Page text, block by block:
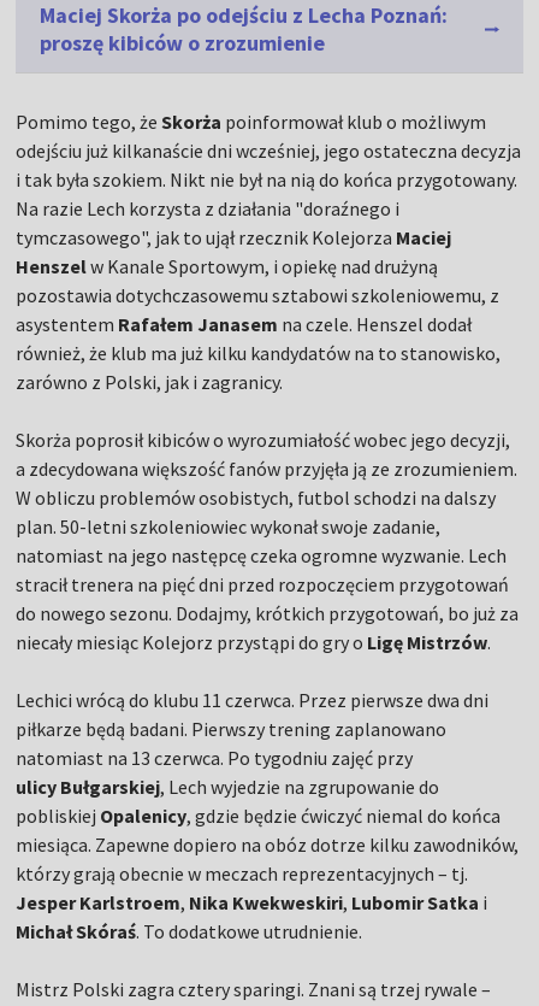
Maciej Skorża po odejściu z Lecha Poznań:
proszę kibiców o zrozumienie
Pomimo tego, żeSkorża poinformował klub o możliwym
odejściu już kilkanaście dni wcześniej, jego ostateczna decyzja
i tak była szokiem. Nikt nie był na nią do końca przygotowany.
Na razie Lech korzysta z działania "doraźnego i
tymczasowego", jak to ujął rzecznik Kolejorza Maciej
Henszelw Kanale Sportowym, i opiekę nad drużyną
pozostawia dotychczasowemu sztabowi szkoleniowemu, z
asystentem Rafałem Janasem na czele. Henszel dodał
również, że klub ma już kilku kandydatów na to stanowisko,
zarówno z Polski, jak i zagranicy.
Skorża poprosił kibiców o wyrozumiałość wobec jego decyzji,
a zdecydowana większość fanów przyjęła ją ze zrozumieniem.
W obliczu problemów osobistych, futbol schodzi na dalszy
plan. 50-letni szkoleniowiec wykonał swoje zadanie,
natomiast na jego następcę czeka ogromne wyzwanie. Lech
stracił trenera na pięć dni przed rozpoczęciem przygotowań
do nowego sezonu. Dodajmy, krótkich przygotowań, bo już za
niecały miesiąc Kolejorz przystąpi do gry o Ligę Mistrzów.
Lechici wrócą do klubu 11 czerwca. Przez pierwsze dwa dni
piłkarze będą badani. Pierwszy trening zaplanowano
natomiast na 13 czerwca. Po tygodniu zajęć przy
ulicy Bułgarskiej, Lech wyjedzie na zgrupowanie do
pobliskiej Opalenicy, gdzie będzie ćwiczyć niemal do końca
miesiąca. Zapewne dopiero na obóz dotrze kilku zawodników,
którzy grają obecnie w meczach reprezentacyjnych – tj.
Jesper Karlstroem, Nika Kwekweskiri, Lubomir Satka i
Michał Skóraś. To dodatkowe utrudnienie.
Mistrz Polski zagra cztery sparingi. Znani są trzej rywale –